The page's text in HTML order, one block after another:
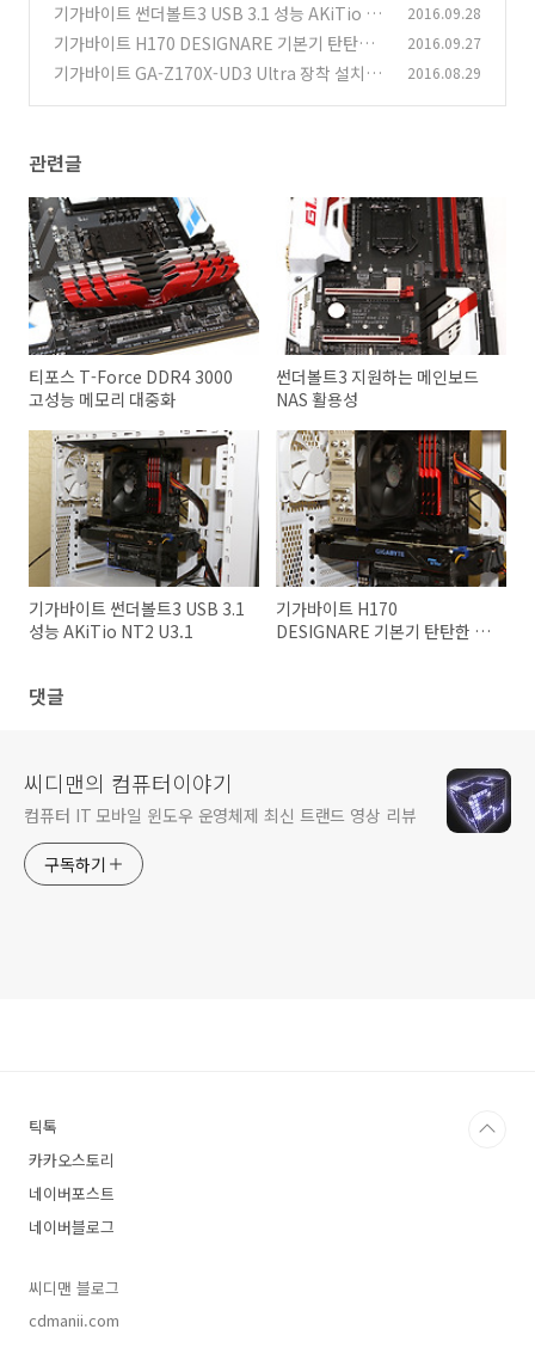
기가바이트 썬더볼트3 USB 3.1 성능 AKiTio N
T2 U3.1
(13)
2016.09.28
기가바이트 H170 DESIGNARE 기본기 탄탄한
메인보드
(0)
2016.09.27
기가바이트 GA-Z170X-UD3 Ultra 장착 설치기 2016.08.29
관련글
티포스 T-Force DDR4 3000
고성능 메모리 대중화
썬더볼트3 지원하는 메인보드
NAS 활용성
기가바이트 썬더볼트3 USB 3.1
성능 AKiTio NT2 U3.1
기가바이트 H170
DESIGNARE 기본기 탄탄한 메
댓글
씨디맨의 컴퓨터이야기
컴퓨터 IT 모바일 윈도우 운영체제 최신 트랜드 영상 리뷰
구독하기
틱톡
카카오스토리
네이버포스트
네이버블로그
씨디맨 블로그
cdmanii.com